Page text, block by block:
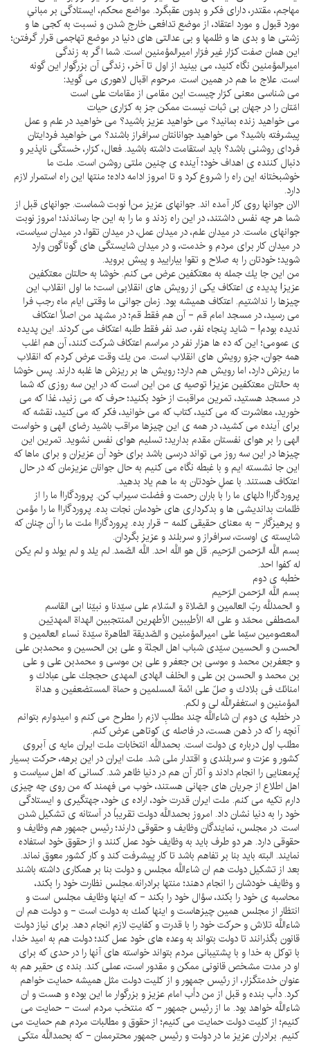
مهاجم، مقتدر، داراى فكر و بدون عقبگرد. مواضع محكم، ايستادگى بر مبانىِ
مورد قبول و مورد اعتقاد، از موضع تدافعى خارج شدن و نسبت به كجى ها و
زشتى ها و بدى ها و ظلمها و بى عدالتى هاى دنيا در موضع تهاجمى قرار گرفتن؛
اين همان صفت كرّار غير فرّار اميرالمؤمنين است. شما اگر به زندگى
اميرالمؤمنين نگاه كنيد، مى بينيد از اول تا آخر، زندگى آن بزرگوار اين گونه
است. علاج ما هم در همين است. مرحوم اقبال لاهورى مى گويد:
مى شناسى معنى كرّار چيست اين مقامى از مقامات على است
امّتان را در جهان بى ثبات نيست ممكن جز به كرّارى حيات
مى خواهيد زنده بمانيد؟ مى خواهيد عزيز باشيد؟ مى خواهيد در علم و عمل
پيشرفته باشيد؟ مى خواهيد جوانانتان سرافراز باشند؟ مى خواهيد فردايتان
فرداى روشنى باشد؟ بايد استقامت داشته باشيد. فعال، كرّار، خستگى ناپذير و
دنبال كننده ى اهداف خود؛ آينده ى چنين ملتى روشن است. ملت ما
خوشبختانه اين راه را شروع كرد و تا امروز ادامه داده؛ منتها اين راه استمرار لازم
دارد.
الان جوانها روى كار آمده اند. جوانهاى عزيز من! نوبت شماست. جوانهاى قبل از
شما هر چه نفس داشتند، در اين راه زدند و ما را به اين جا رساندند؛ امروز نوبت
جوانهاى ماست. در ميدان علم، در ميدان عمل، در ميدان تقوا، در ميدان سياست،
در ميدان كار براى مردم و خدمت، و در ميدان شايستگى هاى گوناگون وارد
شويد؛ خودتان را به صلاح و تقوا بياراييد و پيش برويد.
من اين جا يك جمله به معتكفين عرض مى كنم. خوشا به حالتان معتكفين
عزيز! پديده ى اعتكاف يكى از رويش هاى انقلابى است؛ ما اول انقلاب اين
چيزها را نداشتيم. اعتكاف هميشه بود. زمان جوانى ما وقتى ايام ماه رجب فرا
مى رسيد، در مسجد امام قم - آن هم فقط قم؛ در مشهد من اصلاً اعتكاف
نديده بودم! - شايد پنجاه نفر، صد نفر فقط طلبه اعتكاف مى كردند. اين پديده
ى عمومى؛ اين كه ده ها هزار نفر در مراسم اعتكاف شركت كنند، آن هم اغلب
همه جوان، جزو رويش هاى انقلاب است. من يك وقت عرض كردم كه انقلاب
ما ريزش دارد، اما رويش هم دارد؛ رويش ها بر ريزش ها غلبه دارند. پس خوشا
به حالتان معتكفين عزيز! توصيه ى من اين است كه در اين سه روزى كه شما
در مسجد هستيد، تمرين مراقبت از خود بكنيد؛ حرف كه مى زنيد، غذا كه مى
خوريد، معاشرت كه مى كنيد، كتاب كه مى خوانيد، فكر كه مى كنيد، نقشه كه
براى آينده مى كشيد، در همه ى اين چيزها مراقب باشيد رضاى الهى و خواست
الهى را بر هواى نفستان مقدم بداريد؛ تسليم هواى نفس نشويد. تمرين اين
چيزها در اين سه روز مى تواند درسى باشد براى خود آن عزيزان و براى ماها كه
اين جا نشسته ايم و با غبطه نگاه مى كنيم به حال جوانان عزيزمان كه در حال
اعتكاف هستند. با عملِ خودتان به ما هم ياد بدهيد.
پروردگارا! دلهاى ما را با باران رحمت و فضلت سيراب كن. پروردگارا! ما را از
ظلمات بدانديشى ها و بدكردارى هاى خودمان نجات بده. پروردگارا! ما را مؤمن
و پرهيزگار - به معناى حقيقى كلمه - قرار بده. پروردگارا! ملت ما را آن چنان كه
شايسته ى اوست، سرافراز و سربلند و عزيز بگردان.
بسم اللَّه الرّحمن الرّحيم. قل هو اللَّه احد. اللَّه الصّمد. لم يلد و لم يولد و لم يكن
له كفوا احد.
خطبه ى دوم
بسم اللَّه الرّحمن الرّحيم
و الحمدللَّه ربّ العالمين و الصّلاة و السّلام على سيّدنا و نبيّنا ابى القاسم
المصطفى محمّد و على اله الأطيبين الأطهرين المنتجبين الهداة المهديّين
المعصومين سيّما على اميرالمؤمنين و الصّديقة الطاهرة سيّدة نساء العالمين و
الحسن و الحسين سيّدى شباب اهل الجنّة و على بن الحسين و محمدبن على
و جعفربن محمد و موسى بن جعفر و على بن موسى و محمدبن على و على
بن محمد و الحسن بن على و الخلف الهادى المهدى حججك على عبادك و
امنائك فى بلادك و صلّ على ائمة المسلمين و حماة المستضعفين و هداة
المؤمنين و استغفراللَّه لى و لكم.
در خطبه ى دوم ان شاءاللَّه چند مطلبِ لازم را مطرح مى كنم و اميدوارم بتوانم
آنچه را كه در ذهن هست، در فاصله ى كوتاهى عرض كنم.
مطلب اول درباره ى دولت است. بحمداللَّه انتخابات ملت ايران مايه ى آبروى
كشور و عزت و سربلندى و اقتدار ملى شد. ملت ايران در اين برهه، حركت بسيار
پُرمعنايى را انجام دادند و آثار آن هم در دنيا ظاهر شد. كسانى كه اهل سياست و
اهل اطلاع از جريان هاى جهانى هستند، خوب مى فهمند كه من روى چه چيزى
دارم تكيه مى كنم. ملت ايران قدرت خود، اراده ى خود، جهتگيرى و ايستادگى
خود را به دنيا نشان داد. امروز بحمداللَّه دولت تقريباً در آستانه ى تشكيل شدن
است. در مجلس، نمايندگان وظايف و حقوقى دارند؛ رئيس جمهور هم وظايف و
حقوقى دارد. هر دو طرف بايد به وظايف خود عمل كنند و از حقوق خود استفاده
نمايند. البته بايد بنا بر تفاهم باشد تا كار پيشرفت كند و كار كشور معوق نماند.
بعد از تشكيل دولت هم ان شاءاللَّه مجلس و دولت بنا بر همكارى داشته باشند
و وظايف خودشان را انجام دهند؛ منتها برادرانه.مجلس نظارت خود را بكند،
محاسبه ى خود را بكند، سؤال خود را بكند - كه اينها وظايف مجلس است و
انتظار از مجلس همين چيزهاست و اينها كمك به دولت است - و دولت هم ان
شاءاللَّه تلاش و حركت خود را با قدرت و كفايتِ لازم انجام دهد. براى نياز دولت
قانون بگذرانند تا دولت بتواند به وعده هاى خود عمل كند؛ دولت هم به اميد خدا،
با توكل به خدا و با پشتيبانى مردم بتواند خواسته هاى آنها را در حدى كه براى
او در مدت مشخص قانونى ممكن و مقدور است، عملى كند. بنده ى حقير هم به
عنوان خدمتگزار، از رئيس جمهور و از كليت دولت مثل هميشه حمايت خواهم
كرد. دأب بنده و قبل از من دأب امام عزيز و بزرگوار ما اين بوده و هست و ان
شاءاللَّه خواهد بود. ما از رئيس جمهور - كه منتخب مردم است - حمايت مى
كنيم؛ از كليت دولت حمايت مى كنيم؛ از حقوق و مطالبات مردم هم حمايت مى
كنيم. برادران عزيز ما در دولت و رئيس جمهور محترممان - كه بحمداللَّه متكى